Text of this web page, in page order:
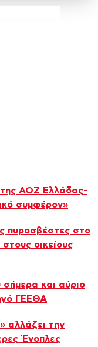
της ΑΟΖ Ελλάδας-
συμφέρον»
πυροσβέστες στο
οικείους
σήμερα και αύριο
ΓΕΕΘΑ
αλλάζει την
Ένοπλες